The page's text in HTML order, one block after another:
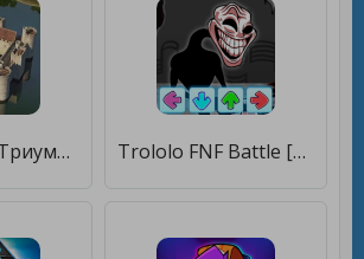
Total Battle: Триумф Империй [Бесплатные покупки] Trololo FNF Battle [Бесплатные покупки]